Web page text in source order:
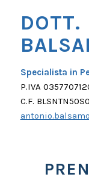
Specialista in
P.IVA
C.F.